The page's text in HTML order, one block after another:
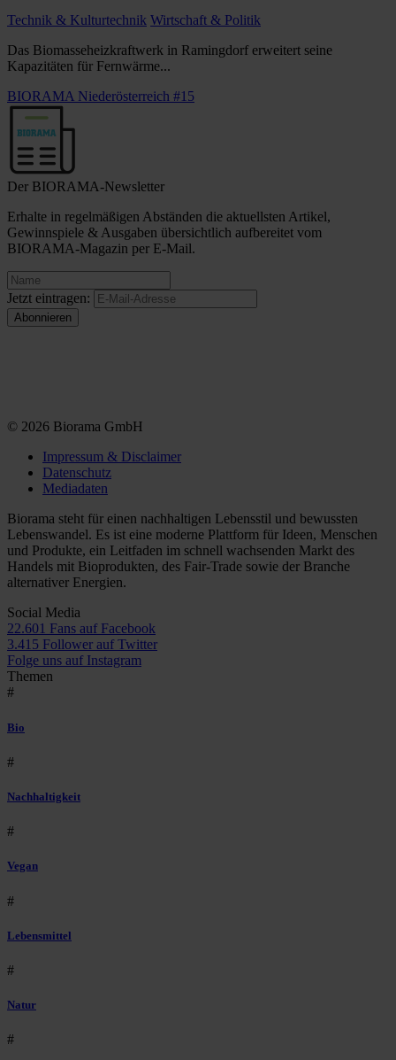
Technik & Kulturtechnik Wirtschaft & Politik
Das Biomasseheizkraftwerk in Ramingdorf erweitert seine
Kapazitäten für Fernwärme...
BIORAMA Niederösterreich #15
Der BIORAMA-Newsletter
Erhalte in regelmäßigen Abständen die aktuellsten Artikel,
Gewinnspiele & Ausgaben übersichtlich aufbereitet vom
BIORAMA-Magazin per E-Mail.
Jetzt eintragen:
© 2026 Biorama GmbH
Impressum & Disclaimer
Datenschutz
Mediadaten
Biorama steht für einen nachhaltigen Lebensstil und bewussten
Lebenswandel. Es ist eine moderne Plattform für Ideen, Menschen
und Produkte, ein Leitfaden im schnell wachsenden Markt des
Handels mit Bioprodukten, des Fair-Trade sowie der Branche
alternativer Energien.
Social Media
22.601 Fans auf Facebook
3.415 Follower auf Twitter
Folge uns auf Instagram
Themen
#
Bio
#
Nachhaltigkeit
#
Vegan
#
Lebensmittel
#
Natur
#